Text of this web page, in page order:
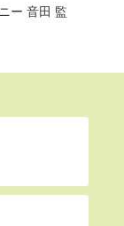
ー 音田 監